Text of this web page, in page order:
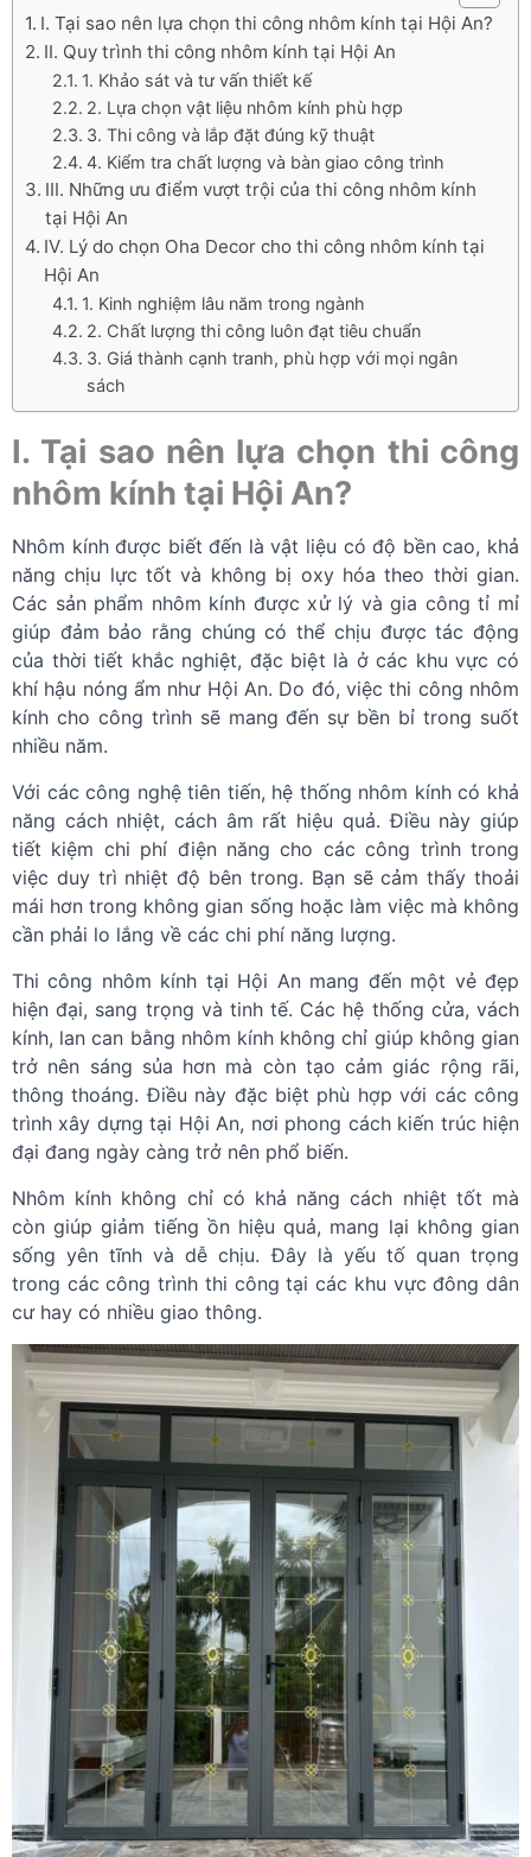
I. Tại sao nên lựa chọn thi công nhôm kính tại Hội An?
II. Quy trình thi công nhôm kính tại Hội An
1. Khảo sát và tư vấn thiết kế
2. Lựa chọn vật liệu nhôm kính phù hợp
3. Thi công và lắp đặt đúng kỹ thuật
4. Kiểm tra chất lượng và bàn giao công trình
III. Những ưu điểm vượt trội của thi công nhôm kính
tại Hội An
IV. Lý do chọn Oha Decor cho thi công nhôm kính tại
Hội An
1. Kinh nghiệm lâu năm trong ngành
2. Chất lượng thi công luôn đạt tiêu chuẩn
3. Giá thành cạnh tranh, phù hợp với mọi ngân
sách
I. Tại sao nên lựa chọn thi công
nhôm kính tại Hội An?
Nhôm kính được biết đến là vật liệu có độ bền cao, khả
năng chịu lực tốt và không bị oxy hóa theo thời gian.
Các sản phẩm nhôm kính được xử lý và gia công tỉ mỉ
giúp đảm bảo rằng chúng có thể chịu được tác động
của thời tiết khắc nghiệt, đặc biệt là ở các khu vực có
khí hậu nóng ẩm như Hội An. Do đó, việc thi công nhôm
kính cho công trình sẽ mang đến sự bền bỉ trong suốt
nhiều năm.
Với các công nghệ tiên tiến, hệ thống nhôm kính có khả
năng cách nhiệt, cách âm rất hiệu quả. Điều này giúp
tiết kiệm chi phí điện năng cho các công trình trong
việc duy trì nhiệt độ bên trong. Bạn sẽ cảm thấy thoải
mái hơn trong không gian sống hoặc làm việc mà không
cần phải lo lắng về các chi phí năng lượng.
Thi công nhôm kính tại Hội An mang đến một vẻ đẹp
hiện đại, sang trọng và tinh tế. Các hệ thống cửa, vách
kính, lan can bằng nhôm kính không chỉ giúp không gian
trở nên sáng sủa hơn mà còn tạo cảm giác rộng rãi,
thông thoáng. Điều này đặc biệt phù hợp với các công
trình xây dựng tại Hội An, nơi phong cách kiến trúc hiện
đại đang ngày càng trở nên phổ biến.
Nhôm kính không chỉ có khả năng cách nhiệt tốt mà
còn giúp giảm tiếng ồn hiệu quả, mang lại không gian
sống yên tĩnh và dễ chịu. Đây là yếu tố quan trọng
trong các công trình thi công tại các khu vực đông dân
cư hay có nhiều giao thông.